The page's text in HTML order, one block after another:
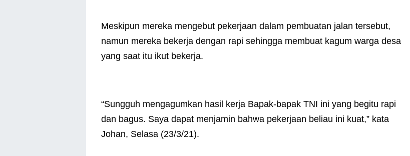
Meskipun mereka mengebut pekerjaan dalam pembuatan jalan tersebut,
namun mereka bekerja dengan rapi sehingga membuat kagum warga desa
yang saat itu ikut bekerja.
“Sungguh mengagumkan hasil kerja Bapak-bapak TNI ini yang begitu rapi
dan bagus. Saya dapat menjamin bahwa pekerjaan beliau ini kuat,” kata
Johan, Selasa (23/3/21).